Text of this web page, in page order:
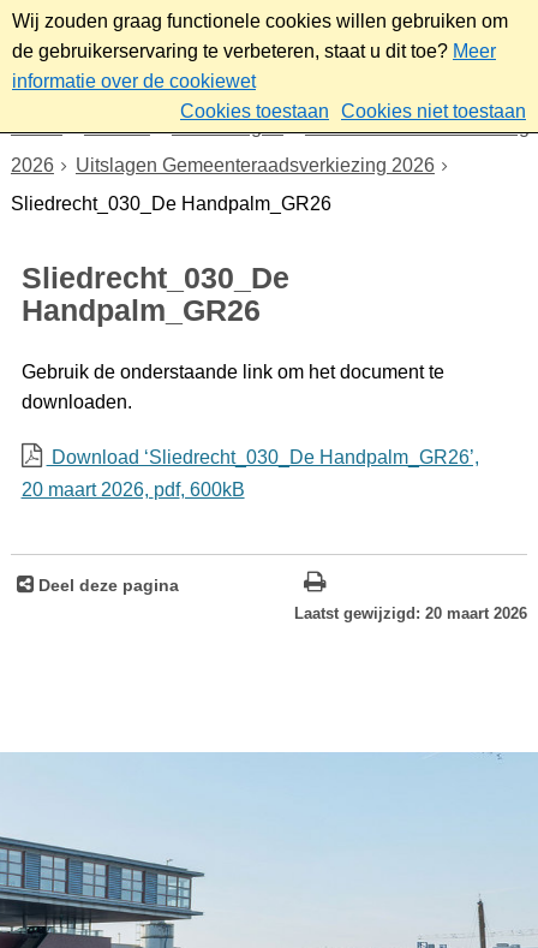
Wij zouden graag functionele cookies willen gebruiken om
de gebruikerservaring te verbeteren, staat u dit toe? Meer
informatie over de cookiewet
Cookies toestaan
Cookies niet toestaan
Verkiezingen
Gemeenteraadsverkiezing
2026
Uitslagen Gemeenteraadsverkiezing 2026
Sliedrecht_030_De Handpalm_GR26
Sliedrecht_030_De
Handpalm_GR26
Gebruik de onderstaande link om het document te
downloaden.
Download ‘Sliedrecht_030_De Handpalm_GR26’,
20 maart 2026, pdf, 600kB
Deel deze pagina
Laatst gewijzigd: 20 maart 2026